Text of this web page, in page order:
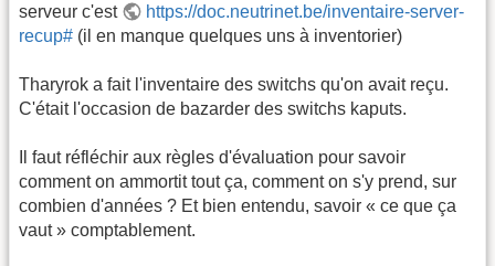
serveur c'est
https://doc.neutrinet.be/inventaire-server-
recup# (il en manque quelques uns à inventorier)
Tharyrok a fait l'inventaire des switchs qu'on avait reçu.
C'était l'occasion de bazarder des switchs kaputs.
Il faut réfléchir aux règles d'évaluation pour savoir
comment on ammortit tout ça, comment on s'y prend, sur
combien d'années ? Et bien entendu, savoir « ce que ça
vaut » comptablement.